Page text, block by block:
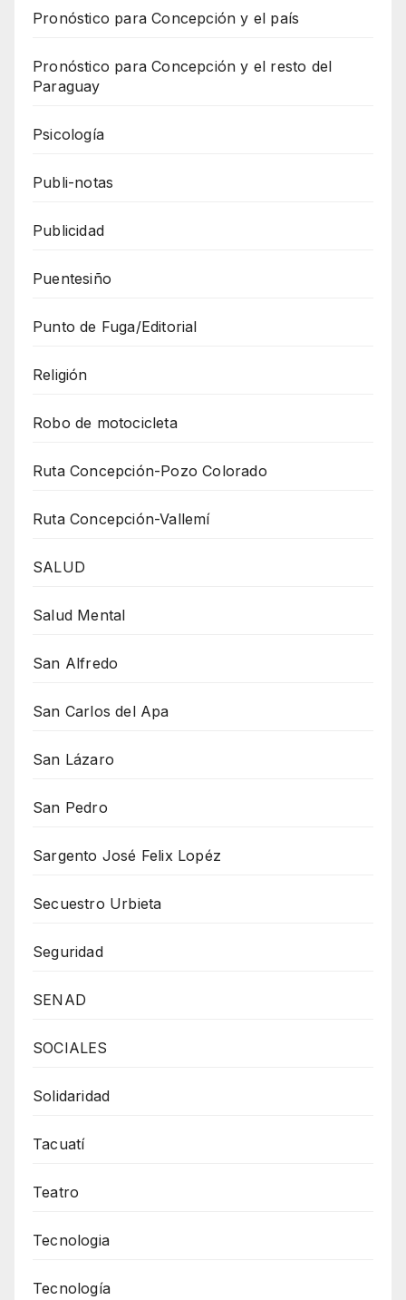
Pronóstico para Concepción y el país
Pronóstico para Concepción y el resto del
Paraguay
Psicología
Publi-notas
Publicidad
Puentesiño
Punto de Fuga/Editorial
Religión
Robo de motocicleta
Ruta Concepción-Pozo Colorado
Ruta Concepción-Vallemí
SALUD
Salud Mental
San Alfredo
San Carlos del Apa
San Lázaro
San Pedro
Sargento José Felix Lopéz
Secuestro Urbieta
Seguridad
SENAD
SOCIALES
Solidaridad
Tacuatí
Teatro
Tecnologia
Tecnología